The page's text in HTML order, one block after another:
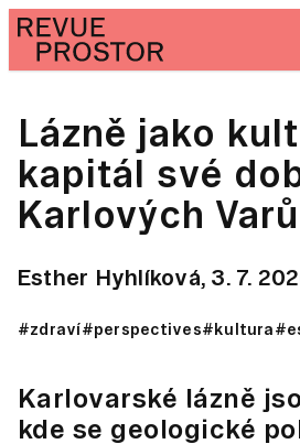
Lázně jako
kapitál své
Karlových Varů
Esther Hyhlíková, 3. 7.
#zdraví#perspectives#kultura
Karlovarské lázně
kde se geologické